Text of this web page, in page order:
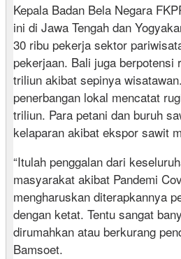
Kepala Badan Bela Negara
ini di Jawa Tengah dan
30 ribu pekerja sektor
pekerjaan. Bali juga berpotensi
triliun akibat sepinya
penerbangan lokal mencatat
triliun. Para petani dan buruh
kelaparan akibat ekspor sawit
“Itulah penggalan dari
masyarakat akibat Pandemi
mengharuskan diterapkannya
dengan ketat. Tentu sangat
dirumahkan atau berkurang
Bamsoet.